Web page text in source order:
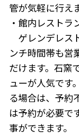
管が気軽に行え
・館内レストラ
ゲレンデレス
ンチ時間帯も営
だけます。石窯
ューが人気です
る場合は、予約
は予約が必要で
事ができます。